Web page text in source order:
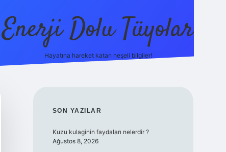
Enerji Dolu Tüyolar
Hayatına hareket katan neşeli bilgiler!
SIDEBAR
SON YAZILAR
Kuzu kulaginin faydaları nelerdir ?
Ağustos 8, 2026